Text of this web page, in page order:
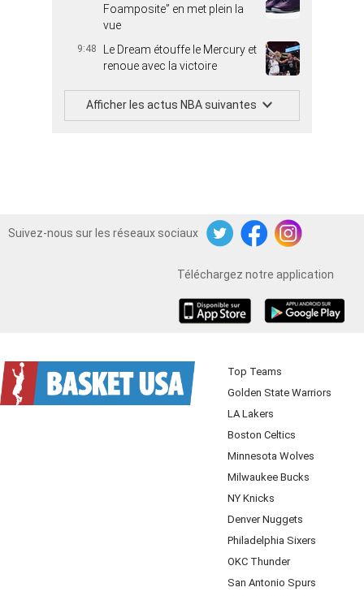
Foamposite” en met plein la
vue
9:48
Le Dream étouffe le Mercury et
renoue avec la victoire
Afficher les actus NBA suivantes
Suivez-nous sur les réseaux sociaux
TwitterFacebookInstagram
Téléchargez notre application
Top Teams
Golden State Warriors
LA Lakers
Boston Celtics
Minnesota Wolves
Milwaukee Bucks
NY Knicks
Denver Nuggets
Philadelphia Sixers
OKC Thunder
San Antonio Spurs